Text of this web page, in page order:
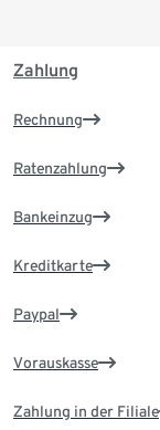
Zahlung
Rechnung
Ratenzahlung
Bankeinzug
Kreditkarte
Paypal
Vorauskasse
Zahlung in der Filiale